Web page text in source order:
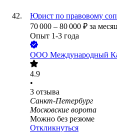
Юрист по правовому
70 000 – 80 000 ₽ за
Опыт 1-3 года
ООО Международный
4.9
•
3 отзыва
Санкт-Петербург
Московские ворота
Можно без резюме
Откликнуться